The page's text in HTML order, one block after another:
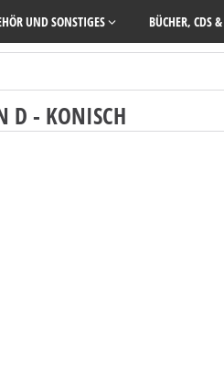
UND SONSTIGES BÜCHER, CDS
D - KONISCH